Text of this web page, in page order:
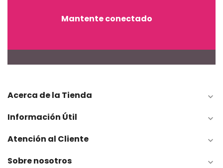
Mantente conectado
Acerca de la Tienda 
Información Útil 
Atención al Cliente 
Sobre nosotros 